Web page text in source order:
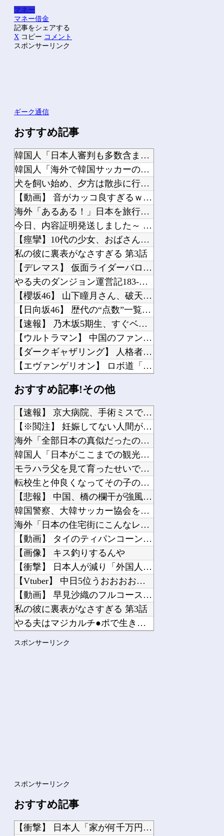
マネー
マネー借金
記事をシェアする
X コピー コメント
スポンサーリンク
ギーク通信
おすすめ記事
韓国人「日本人審判も多数含まれていたサッカー協会の衝撃的な接待リストに衝撃の声！...
韓国人「海外で韓国サッカーの2002年ベスト4の実力は、実際にはどれくらい認めら...
犬を飼い始め、夕方は散歩に行っていた。公園で話すようになったおばちゃんが息子を紹...
【動画】 音がカッコ良すぎるｗ！！でっかい「三角定規」のブーメラン！！
海外「あるある！」日本を旅行した外国人が患う新たな症状「日本語PTSD」に海外が...
今日、内容証明発送しました～ 明日から嫁との会話は弁護士通してになるはず！
【痙攣】10代の少女、おばさんにガチイキさせられる姿を配信されてしまう…
私の彼に裏表がなさすぎる 第3話
【デレマス】 仮面ライダーバロンＰ第２話「蒼翼の乙女」
やる夫のダンジョン運営記183-雑談所ネタ118 懺悔小ネタ「創刻のファイアホイ...
【櫻坂46】 山下瞳月さん、破天荒すぎる生き方がこちら
【日向坂46】 歴代の“点数”一覧、更新される
【速報】 乃木坂5期生、すぐベロを「こう」やってシてしまうｗｗｗｗｗｗ
【ウルトラマン】 中国のファンが作ったウルトラ問題児一覧ｗｗｗｗｗ
【ダークギャザリング】 人格者たちか？
【エヴァンゲリオン】 ロボ道「エヴァンゲリオン弐号機（TVシリーズVer.）」ア...
【試合実況】 西武スタメン 先発:高橋光成（2026.8.7）
「被告はモンスター」元ジャンポケ斉藤慎二被告に懲役７年求刑でほぼ実刑確実？弁護側...
伊Autosprint誌：ニューエイ代表渾身のアストンマーチンAMR26を改善に...
Powered by livedoor 相互RSS
おすすめ記事!その他
【速報】 京大病院、手術ミスで『正常な脳』を摘出 → 患者は...
【※閲注】 妊娠してない人間が出産すると『コレ』が出てくるら...
海外「全部日本の真似だったのか…」 日本の普通のテレビ番組が...
韓国人「日本がここまでの観光大国に発展した本当の理由がこちら...
モラハラ父を見て育ったせいで結婚に希望が持てない私。それなの...
転校生と仲良くなってその子の家に遊びに行ったら私が小さい頃に...
【悲報】 中国、橋の欄干が強風一発で粉々に 鉄筋ゼロ 当局「...
韓国警察、大韓サッカー協会を家宅捜索 代表監督選考巡り
海外「日本の住宅街にこんなレ●プ魔が潜んでるとかマジかよ…さ...
【動画】 タイのティパンコーン王子が日本人女性とデートか？
【画像】 キス釣りするんや
【衝撃】 日本人が減り「外国人が増えた」市区町村ランキング…...
【Vtuber】 中日5位うおおおおおおおおおおおおおおおお
【動画】 早見沙織のフルコースが楽しめるアニメ発見されるｗｗ...
私の彼に裏表がなさすぎる 第3話
やる夫はマジカルチ●ポで生き抜かないといけないようです 小話...
スポンサーリンク
スポンサーリンク
おすすめ記事
【衝撃】 日本人「家が何千万円もするのは狂ってる」大工「はぁ？じゃ自分で作ってみ...